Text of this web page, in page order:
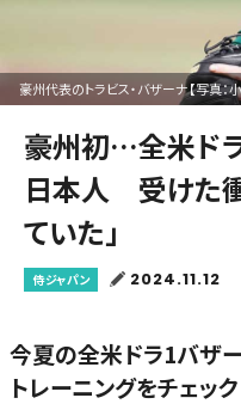
豪州代表のトラビス・バザーナ【写真：
豪州初…全米ド
日本人 受けた
ていた」
侍ジャパン 2024.11.12
今夏の全米ドラ1バザ
トレーニングをチェック